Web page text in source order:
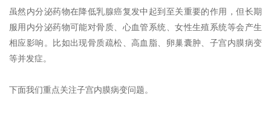
虽然内分泌药物在降低乳腺癌复发中起到至关重要的作用，但长期
服用内分泌药物可能对骨质、心血管系统、女性生殖系统等会产生
相应影响。比如出现骨质疏松、高血脂、卵巢囊肿、子宫内膜病变
等并发症。
下面我们重点关注子宫内膜病变问题。